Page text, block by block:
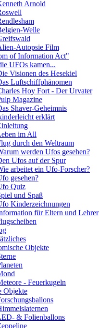
Arnold
Welle
Autopsie Film
of Information Act"
UFOs kamen...
Visionen des Hesekiel
Luftschiffphänomen
Hoy Fort - Der Urvater
Magazine
Shaver-Geheimnis
erklärt
im All
durch den Weltraum
werden Ufos gesehen?
Ufos auf der Spur
arbeitet ein Ufo-Forscher?
gesehen?
Quiz
und Spaß
Kinderzeichnungen
für Eltern und Lehrer
Objekte
- Feuerkugeln
Objekte
& Folienballons